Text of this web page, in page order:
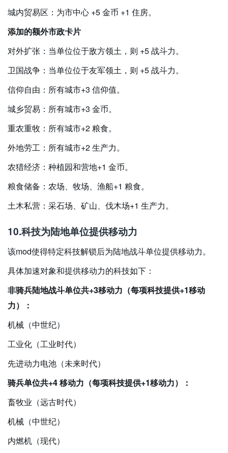
城内贸易区：为市中心 +5 金币 +1 住房。
添加的额外市政卡片
对外扩张：当单位位于敌方领土，则 +5 战斗力。
卫国战争：当单位位于友军领土，则 +5 战斗力。
信仰自由：所有城市+3 信仰值。
城乡贸易：所有城市+3 金币。
重农重牧：所有城市+2 粮食。
外地劳工：所有城市+2 生产力。
农猎经济：种植园和营地+1 金币。
粮食储备：农场、牧场、渔船+1 粮食。
土木私营：采石场、矿山、伐木场+1 生产力。
10.科技为陆地单位提供移动力
该mod使得特定科技解锁后为陆地战斗单位提供移动力。
具体加速对象和提供移动力的科技如下：
非骑兵陆地战斗单位共+3移动力（每项科技提供+1移动
力）：
机械（中世纪）
工业化（工业时代）
先进动力电池（未来时代）
骑兵单位共+4 移动力（每项科技提供+1移动力）：
畜牧业（远古时代）
机械（中世纪）
内燃机（现代）